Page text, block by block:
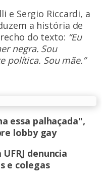
e Sergio Riccardi, a
a história de
do texto: “Eu
negra. Sou
política. Sou mãe.”
essa palhaçada",
lobby gay
denuncia
e colegas